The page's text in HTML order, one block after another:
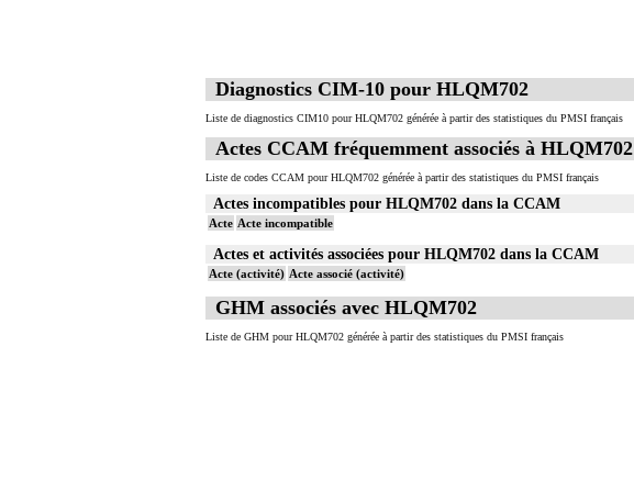
Diagnostics CIM-10 pour HLQM702
Liste de diagnostics CIM10 pour HLQM702 générée à partir des statistiques du PMSI français
Actes CCAM fréquemment associés à HLQM702
Liste de codes CCAM pour HLQM702 générée à partir des statistiques du PMSI français
Actes incompatibles pour HLQM702 dans la CCAM
Acte Acte incompatible
Actes et activités associées pour HLQM702 dans la CCAM
Acte (activité) Acte associé (activité)
GHM associés avec HLQM702
Liste de GHM pour HLQM702 générée à partir des statistiques du PMSI français